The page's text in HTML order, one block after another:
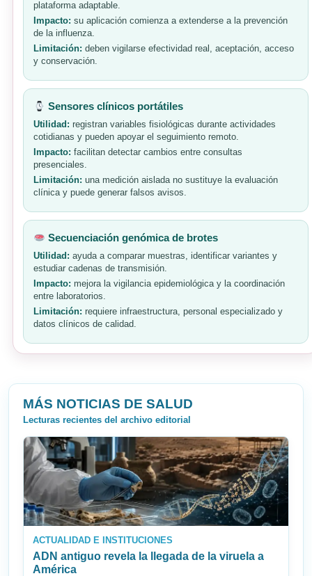
plataforma adaptable.
Impacto: su aplicación comienza a extenderse a la prevención
de la influenza.
Limitación: deben vigilarse efectividad real, aceptación, acceso
y conservación.
Sensores clínicos portátiles
Utilidad: registran variables fisiológicas durante actividades
cotidianas y pueden apoyar el seguimiento remoto.
Impacto: facilitan detectar cambios entre consultas
presenciales.
Limitación: una medición aislada no sustituye la evaluación
clínica y puede generar falsos avisos.
Secuenciación genómica de brotes
Utilidad: ayuda a comparar muestras, identificar variantes y
estudiar cadenas de transmisión.
Impacto: mejora la vigilancia epidemiológica y la coordinación
entre laboratorios.
Limitación: requiere infraestructura, personal especializado y
datos clínicos de calidad.
MÁS NOTICIAS DE SALUD
Lecturas recientes del archivo editorial
ACTUALIDAD E INSTITUCIONES
ADN antiguo revela la llegada de la viruela a
América